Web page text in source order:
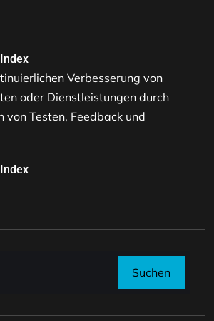
Verbesserung von
oder Dienstleistungen durch
von Testen, Feedback und
Suchen